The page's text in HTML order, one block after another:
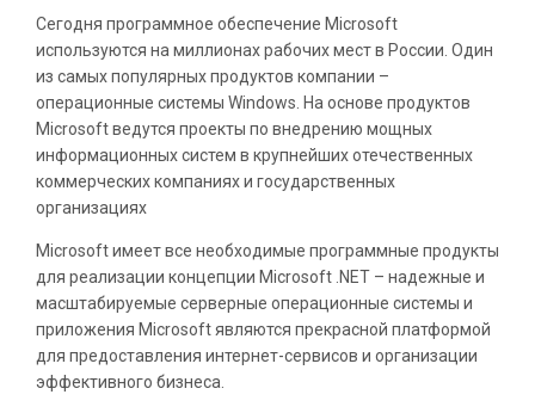
Сегодня программное обеспечение Microsoft
используются на миллионах рабочих мест в России. Один
из самых популярных продуктов компании –
операционные системы Windows. На основе продуктов
Microsoft ведутся проекты по внедрению мощных
информационных систем в крупнейших отечественных
коммерческих компаниях и государственных
организациях
Microsoft имеет все необходимые программные продукты
для реализации концепции Microsoft .NET – надежные и
масштабируемые серверные операционные системы и
приложения Microsoft являются прекрасной платформой
для предоставления интернет-сервисов и организации
эффективного бизнеса.